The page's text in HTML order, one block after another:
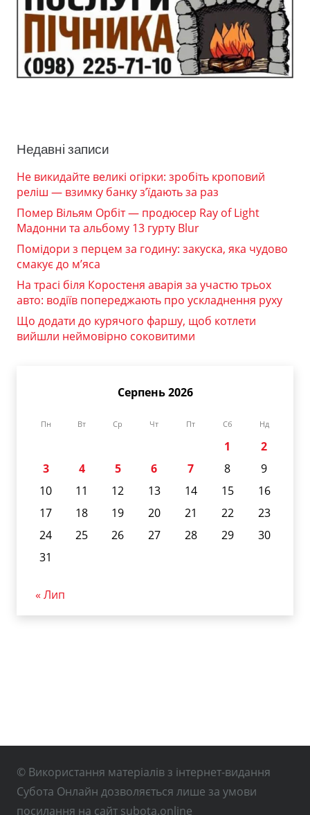
Недавні записи
Не викидайте великі огірки: зробіть кроповий
реліш — взимку банку з’їдають за раз
Помер Вільям Орбіт — продюсер Ray of Light
Мадонни та альбому 13 гурту Blur
Помідори з перцем за годину: закуска, яка чудово
смакує до м’яса
На трасі біля Коростеня аварія за участю трьох
авто: водіїв попереджають про ускладнення руху
Що додати до курячого фаршу, щоб котлети
вийшли неймовірно соковитими
Серпень 2026
Пн Вт Ср Чт Пт Сб Нд
1
2
3
4 5 6 7 8
9
10
11 12 13 14 15
16
17
18 19 20 21 22
23
24
25 26 27 28 29
30
31
« Лип
© Використання матеріалів з інтернет-видання
Субота Онлайн дозволяється лише за умови
посилання на сайт subota.online